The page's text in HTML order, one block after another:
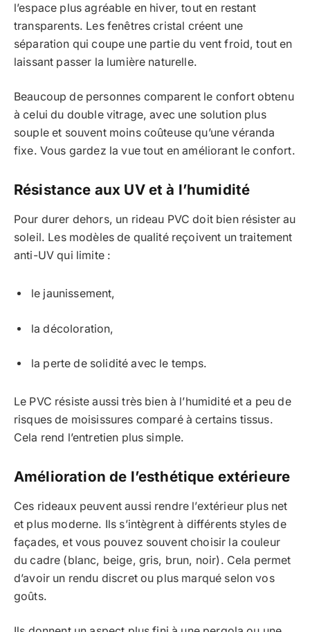
l’espace plus agréable en hiver, tout en restant
transparents. Les fenêtres cristal créent une
séparation qui coupe une partie du vent froid, tout en
laissant passer la lumière naturelle.
Beaucoup de personnes comparent le confort obtenu
à celui du double vitrage, avec une solution plus
souple et souvent moins coûteuse qu’une véranda
fixe. Vous gardez la vue tout en améliorant le confort.
Résistance aux UV et à l’humidité
Pour durer dehors, un rideau PVC doit bien résister au
soleil. Les modèles de qualité reçoivent un traitement
anti-UV qui limite :
le jaunissement,
la décoloration,
la perte de solidité avec le temps.
Le PVC résiste aussi très bien à l’humidité et a peu de
risques de moisissures comparé à certains tissus.
Cela rend l’entretien plus simple.
Amélioration de l’esthétique extérieure
Ces rideaux peuvent aussi rendre l’extérieur plus net
et plus moderne. Ils s’intègrent à différents styles de
façades, et vous pouvez souvent choisir la couleur
du cadre (blanc, beige, gris, brun, noir). Cela permet
d’avoir un rendu discret ou plus marqué selon vos
goûts.